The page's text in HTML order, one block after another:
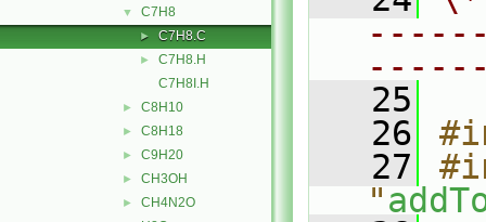
▼ C7H8
► C7H8.C
►
C7H8.H
C7H8I.H
► C8H10
► C8H18
► C9H20
► CH3OH
► CH4N2O
   25
   26
   27
"